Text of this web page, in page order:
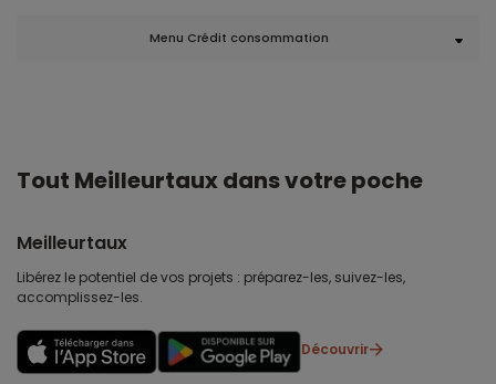
Menu Crédit consommation
Tout Meilleurtaux dans votre poche
Meilleurtaux
Libérez le potentiel de vos projets : préparez-les, suivez-les,
accomplissez-les.
Découvrir